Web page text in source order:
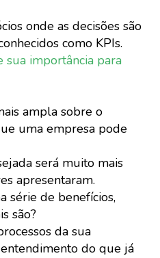
onde as decisões são
como KPIs.
sua importância para
ampla sobre o
uma empresa pode
será muito mais
apresentaram.
série de benefícios,
são?
da sua
do que já